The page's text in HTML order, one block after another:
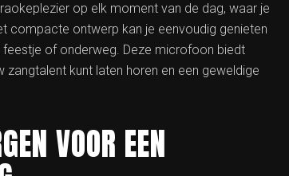
op elk moment van de dag, waar je
compacte ontwerp kan je eenvoudig genieten
of onderweg. Deze microfoon biedt
kunt laten horen en een geweldige
VOOR EEN